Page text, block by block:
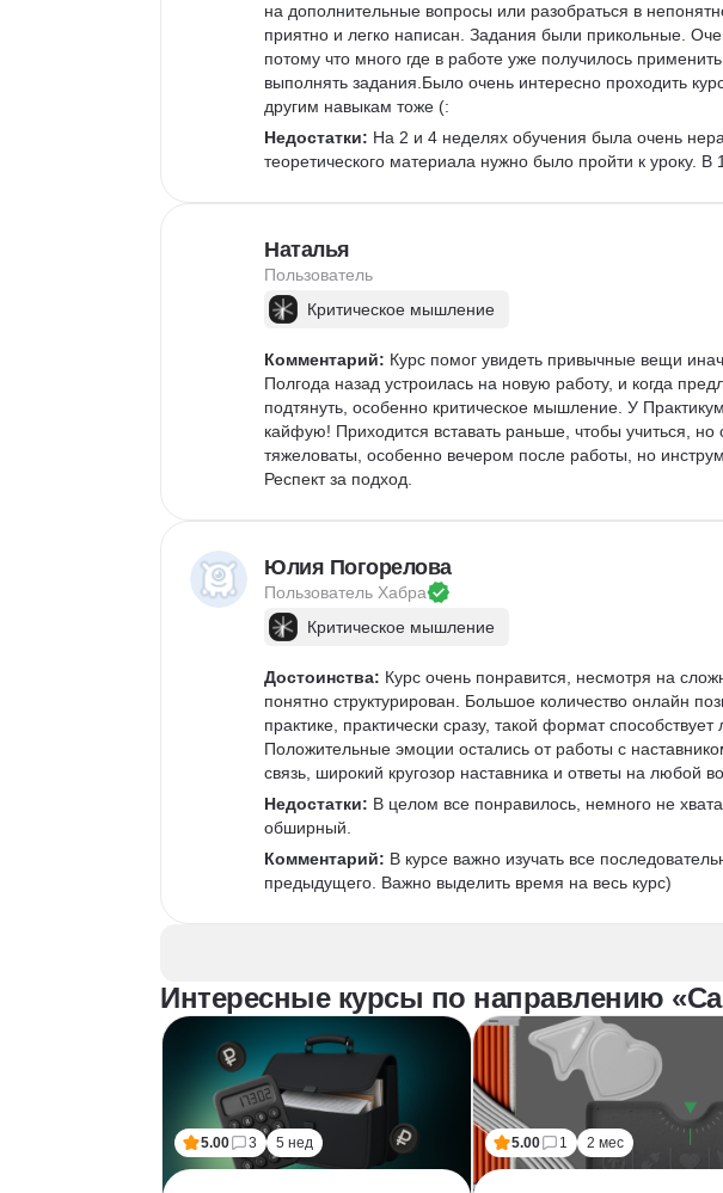
на дополнительные вопросы или разобраться в
приятно и легко написан. Задания были прикольные.
потому что много где в работе уже получилось
выполнять задания.Было очень интересно проходить
другим навыкам тоже (:
Недостатки: На 2 и 4 неделях обучения была очень
теоретического материала нужно было пройти к уроку.
Наталья
Пользователь
Критическое мышление
Комментарий: Курс помог увидеть привычные вещи
Полгода назад устроилась на новую работу, и когда
подтянуть, особенно критическое мышление. У
кайфую! Приходится вставать раньше, чтобы учиться, но
тяжеловаты, особенно вечером после работы, но
Респект за подход.
Юлия Погорелова
Пользователь Хабра
Критическое мышление
Достоинства: Курс очень понравится, несмотря на
понятно структурирован. Большое количество онлайн
практике, практически сразу, такой формат
Положительные эмоции остались от работы с
связь, широкий кругозор наставника и ответы на любой
Недостатки: В целом все понравилось, немного не
обширный.
Комментарий: В курсе важно изучать все
предыдущего. Важно выделить время на весь курс)
Интересные курсы по направлению
5.00 3 5 нед 5.00 1 2 мес